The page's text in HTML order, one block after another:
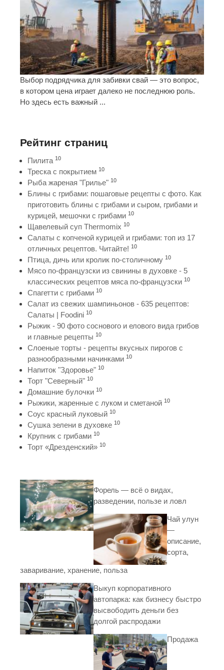
Выбор подрядчика для забивки свай — это вопрос,
в котором цена играет далеко не последнюю роль.
Но здесь есть важный ...
Рейтинг страниц
Пилита 10
Треска с покрытием 10
Рыба жареная "Грилье" 10
Блины с грибами: пошаговые рецепты с фото. Как
приготовить блины с грибами и сыром, грибами и
курицей, мешочки с грибами 10
Щавелевый суп Thermomix 10
Салаты с копченой курицей и грибами: топ из 17
отличных рецептов. Читайте! 10
Птица, дичь или кролик по-столичному 10
Мясо по-французски из свинины в духовке - 5
классических рецептов мяса по-французски 10
Спагетти с грибами 10
Салат из свежих шампиньонов - 635 рецептов:
Салаты | Foodini 10
Рыжик - 90 фото соснового и елового вида грибов
и главные рецепты 10
Слоеные торты - рецепты вкусных пирогов с
разнообразными начинками 10
Напиток "Здоровье" 10
Торт "Северный" 10
Домашние булочки 10
Рыжики, жаренные с луком и сметаной 10
Соус красный луковый 10
Сушка зелени в духовке 10
Крупник с грибами 10
Торт «Дрезденский» 10
Форель — всё о видах,
разведении, пользе и ловл
Чай улун
—
описание,
сорта,
заваривание, хранение, польза
Выкуп корпоративного
автопарка: как бизнесу быстро
высвободить деньги без
долгой распродажи
Продажа